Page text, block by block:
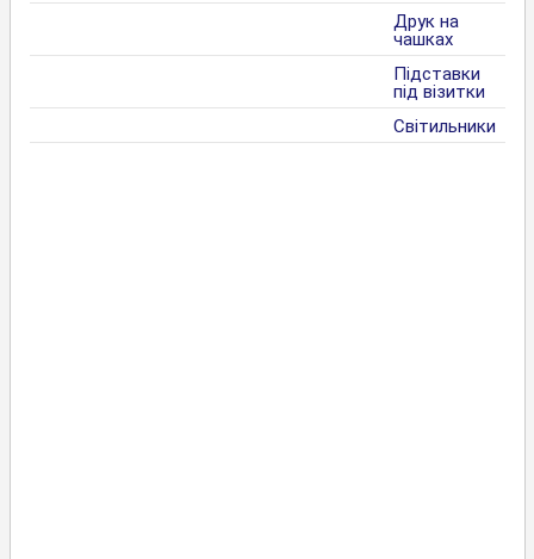
Друк на
чашках
Підставки
під візитки
Світильники